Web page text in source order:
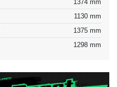
1374 mm
1130 mm
1375 mm
1298 mm